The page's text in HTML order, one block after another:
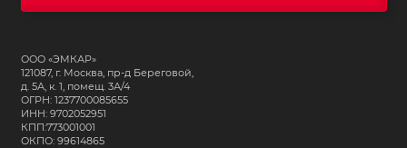
ООО «ЭМКАР»
121087, г. Москва, пр-д Береговой,
д. 5А, к. 1, помещ. 3А/4
ОГРН: 1237700085655
ИНН: 9702052951
КПП:773001001
ОКПО: 99614865